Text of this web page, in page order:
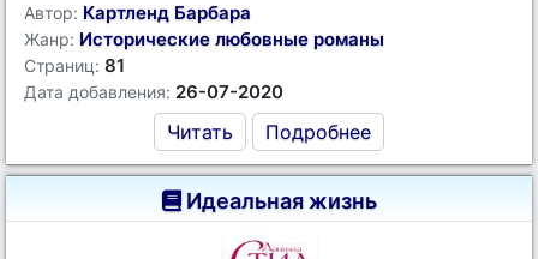
Автор: Картленд Барбара
Жанр: Исторические любовные романы
Страниц: 81
Дата добавления: 26-07-2020
Читать Подробнее
Идеальная жизнь